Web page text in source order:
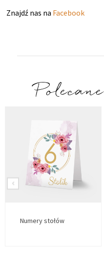
Znajdź nas na Facebook
Numery stołów